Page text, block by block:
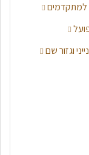
למתקדמים
וגזור שם